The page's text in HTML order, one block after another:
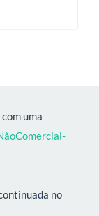
uma
no